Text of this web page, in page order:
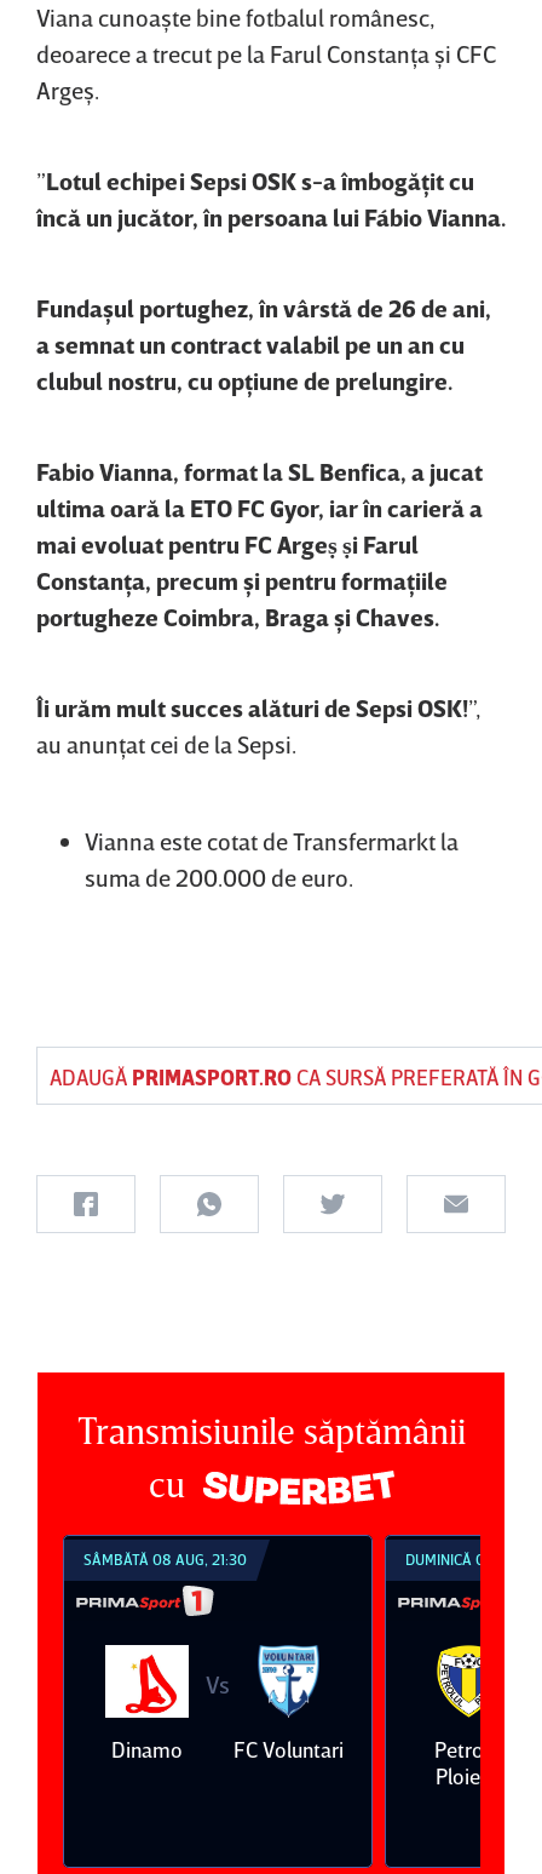
Viana cunoaşte bine fotbalul românesc,
deoarece a trecut pe la Farul Constanţa şi CFC
Argeş.
”Lotul echipei Sepsi OSK s-a îmbogăţit cu
încă un jucător, în persoana lui Fábio Vianna.
Fundaşul portughez, în vârstă de 26 de ani,
a semnat un contract valabil pe un an cu
clubul nostru, cu opţiune de prelungire.
Fabio Vianna, format la SL Benfica, a jucat
ultima oară la ETO FC Gyor, iar în carieră a
mai evoluat pentru FC Argeṣ ṣi Farul
Constanţa, precum şi pentru formaţiile
portugheze Coimbra, Braga şi Chaves.
Îi urăm mult succes alături de Sepsi OSK!”,
au anunţat cei de la Sepsi.
Vianna este cotat de Transfermarkt la
suma de 200.000 de euro.
ADAUGĂ PRIMASPORT.ROCA SURSĂ PREFERATĂ ÎN
Transmisiunile săptămânii
cu
SÂMBĂTĂ 08 AUG, 21:30
Dinamo
Vs
FC Voluntari
DUMINICĂ 09 AUG,
Petrolul
Ploieşti